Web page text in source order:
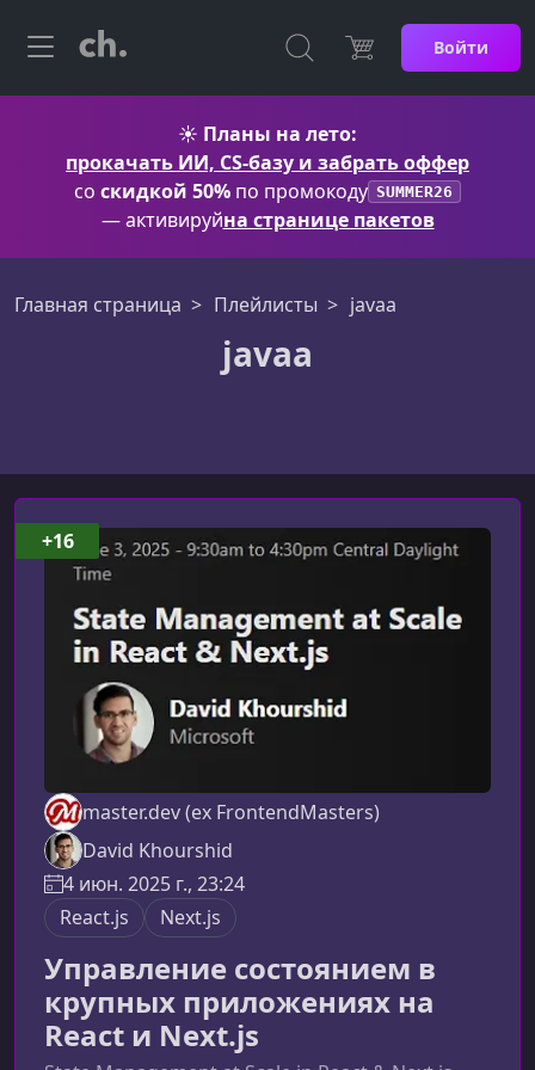
Войти
☀️ Планы на лето:
прокачать ИИ, CS-базу и забрать оффер
со скидкой 50% по промокоду SUMMER26
— активируйна странице пакетов
Главная страница Плейлисты javaa
javaa
javaa
master.dev (ex FrontendMasters)
David Khourshid
4 июн. 2025 г., 23:24
React.js
Next.js
Управление состоянием в
крупных приложениях на
React и Next.js
+16